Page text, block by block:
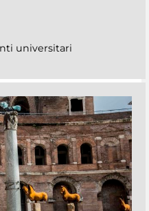
universitari